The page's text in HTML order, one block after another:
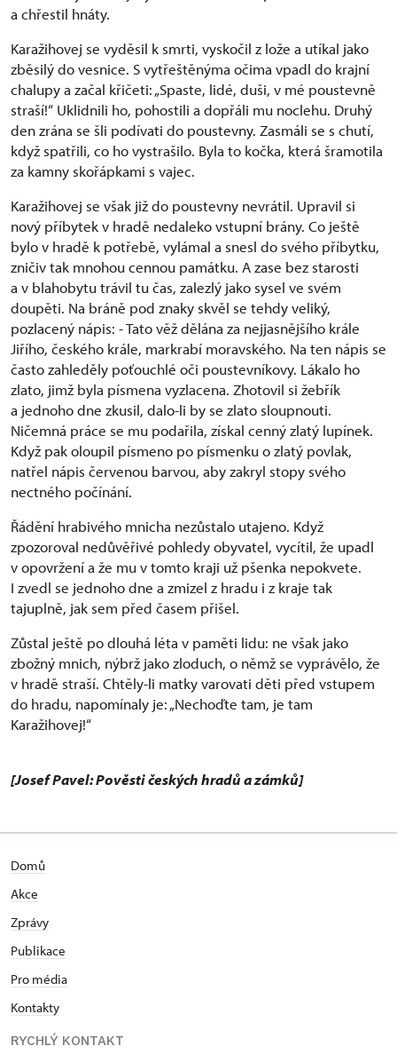
a chřestil hnáty.
Karažihovej se vyděsil k smrti, vyskočil z lože a utíkal jako
zběsilý do vesnice. S vytřeštěnýma očima vpadl do krajní
chalupy a začal křičeti: „Spaste, lidé, duši, v mé poustevně
straší!“ Uklidnili ho, pohostili a dopřáli mu noclehu. Druhý
den zrána se šli podívati do poustevny. Zasmáli se s chutí,
když spatřili, co ho vystrašilo. Byla to kočka, která šramotila
za kamny skořápkami s vajec.
Karažihovej se však již do poustevny nevrátil. Upravil si
nový příbytek v hradě nedaleko vstupní brány. Co ještě
bylo v hradě k potřebě, vylámal a snesl do svého příbytku,
zničiv tak mnohou cennou památku. A zase bez starosti
a v blahobytu trávil tu čas, zalezlý jako sysel ve svém
doupěti. Na bráně pod znaky skvěl se tehdy veliký,
pozlacený nápis: - Tato věž dělána za nejjasnějšího krále
Jiřího, českého krále, markrabí moravského. Na ten nápis se
často zahleděly poťouchlé oči poustevníkovy. Lákalo ho
zlato, jimž byla písmena vyzlacena. Zhotovil si žebřík
a jednoho dne zkusil, dalo-li by se zlato sloupnouti.
Ničemná práce se mu podařila, získal cenný zlatý lupínek.
Když pak oloupil písmeno po písmenku o zlatý povlak,
natřel nápis červenou barvou, aby zakryl stopy svého
nectného počínání.
Řádění hrabivého mnicha nezůstalo utajeno. Když
zpozoroval nedůvěřivé pohledy obyvatel, vycítil, že upadl
v opovržení a že mu v tomto kraji už pšenka nepokvete.
I zvedl se jednoho dne a zmizel z hradu i z kraje tak
tajuplně, jak sem před časem přišel.
Zůstal ještě po dlouhá léta v paměti lidu: ne však jako
zbožný mnich, nýbrž jako zloduch, o němž se vyprávělo, že
v hradě straší. Chtěly-li matky varovati děti před vstupem
do hradu, napomínaly je: „Nechoďte tam, je tam
Karažihovej!“
[Josef Pavel: Pověsti českých hradů a zámků]
Domů
Akce
Zprávy
Publikace
Pro média
Kontakty
RYCHLÝ KONTAKT